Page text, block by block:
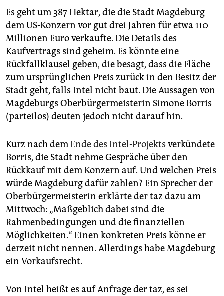
Es geht um 387 Hektar, die die Stadt Magdeburg
dem US-Konzern vor gut drei Jahren für etwa 110
Millionen Euro verkaufte. Die Details des
Kaufvertrags sind geheim. Es könnte eine
Rückfallklausel geben, die besagt, dass die Fläche
zum ursprünglichen Preis zurück in den Besitz der
Stadt geht, falls Intel nicht baut. Die Aussagen von
Magdeburgs Oberbürgermeisterin Simone Borris
(parteilos) deuten jedoch nicht darauf hin.
Kurz nach demEnde des Intel-Projekts verkündete
Borris, die Stadt nehme Gespräche über den
Rückkauf mit dem Konzern auf. Und welchen Preis
würde Magdeburg dafür zahlen? Ein Sprecher der
Oberbürgermeisterin erklärte der taz dazu am
Mittwoch: „Maßgeblich dabei sind die
Rahmenbedingungen und die finanziellen
Möglichkeiten.“ Einen konkreten Preis könne er
derzeit nicht nennen. Allerdings habe Magdeburg
ein Vorkaufsrecht.
Von Intel heißt es auf Anfrage der taz, es sei